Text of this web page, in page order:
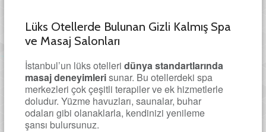
Lüks Otellerde Bulunan Gizli Kalmış Spa
ve Masaj Salonları
İstanbul’un lüks otelleri dünya standartlarında
masaj deneyimlerisunar. Bu otellerdeki spa
merkezleri çok çeşitli terapiler ve ek hizmetlerle
doludur. Yüzme havuzları, saunalar, buhar
odaları gibi olanaklarla, kendinizi yenileme
şansı bulursunuz.